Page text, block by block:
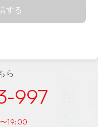
する
ら
997
19:00